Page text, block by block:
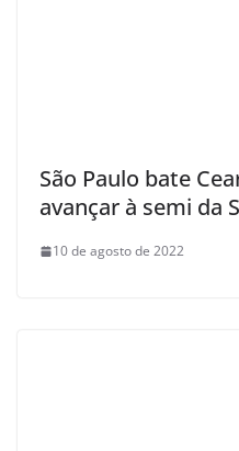
São Paulo bate
avançar à semi da
10 de agosto de 2022